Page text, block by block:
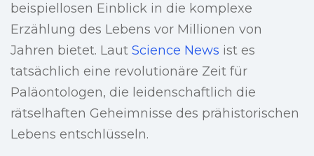
beispiellosen Einblick in die komplexe
Erzählung des Lebens vor Millionen von
Jahren bietet. Laut Science News ist es
tatsächlich eine revolutionäre Zeit für
Paläontologen, die leidenschaftlich die
rätselhaften Geheimnisse des prähistorischen
Lebens entschlüsseln.